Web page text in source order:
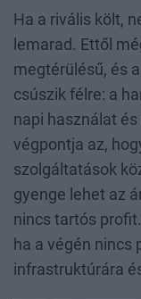
Ha a rivális költ,
lemarad. Ettől
megtérülésű, és
csúszik félre: a
napi használat
végpontja az,
szolgáltatások
gyenge lehet az
nincs tartós
ha a végén nincs
infrastruktúrára